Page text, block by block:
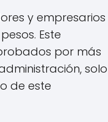
y empresarios
Este
por más
solo
de este